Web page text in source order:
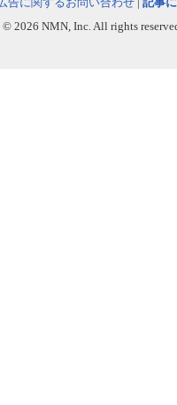
2026 NMN, Inc. All rights